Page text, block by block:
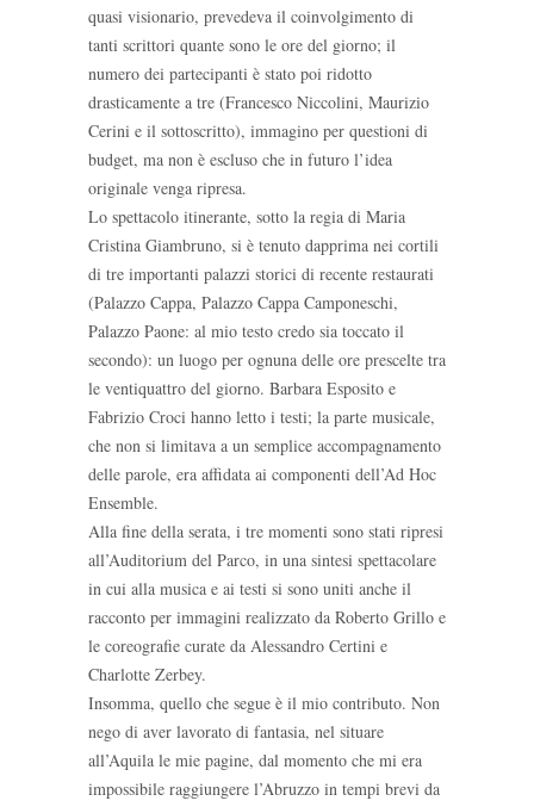
quasi visionario, prevedeva il coinvolgimento di
tanti scrittori quante sono le ore del giorno; il
numero dei partecipanti è stato poi ridotto
drasticamente a tre (Francesco Niccolini, Maurizio
Cerini e il sottoscritto), immagino per questioni di
budget, ma non è escluso che in futuro l’idea
originale venga ripresa.
Lo spettacolo itinerante, sotto la regia di Maria
Cristina Giambruno, si è tenuto dapprima nei cortili
di tre importanti palazzi storici di recente restaurati
(Palazzo Cappa, Palazzo Cappa Camponeschi,
Palazzo Paone: al mio testo credo sia toccato il
secondo): un luogo per ognuna delle ore prescelte tra
le ventiquattro del giorno. Barbara Esposito e
Fabrizio Croci hanno letto i testi; la parte musicale,
che non si limitava a un semplice accompagnamento
delle parole, era affidata ai componenti dell’Ad Hoc
Ensemble.
Alla fine della serata, i tre momenti sono stati ripresi
all’Auditorium del Parco, in una sintesi spettacolare
in cui alla musica e ai testi si sono uniti anche il
racconto per immagini realizzato da Roberto Grillo e
le coreografie curate da Alessandro Certini e
Charlotte Zerbey.
Insomma, quello che segue è il mio contributo. Non
nego di aver lavorato di fantasia, nel situare
all’Aquila le mie pagine, dal momento che mi era
impossibile raggiungere l’Abruzzo in tempi brevi da